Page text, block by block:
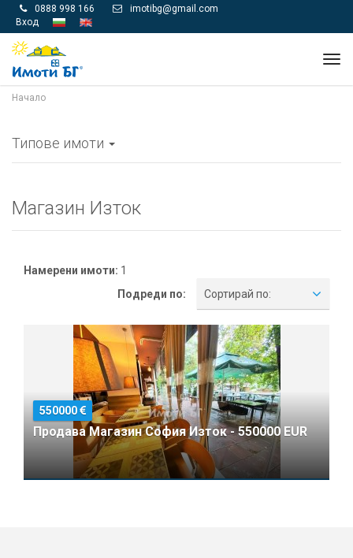
 0888 998 166 
imotibg@gmail.com
Вход
Начало
Типове имоти
Магазин Изток
Намерени имоти: 1
Подреди по:
Сортирай по:
550000
Продава Магазин София Изток - 550000 EUR